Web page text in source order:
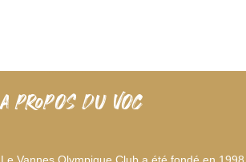
A PROPOS DU VOC
Le Vannes Olympique Club a été fondé en 1998